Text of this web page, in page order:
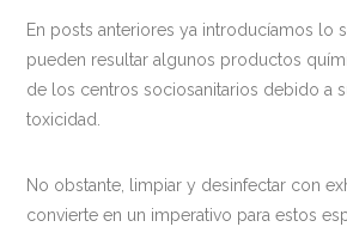
Residencias
Newsletter
Contacto
En posts anteriores ya introducíamos lo
pueden resultar algunos productos
de los centros sociosanitarios debido a
toxicidad.
No obstante, limpiar y desinfectar con
convierte en un imperativo para estos